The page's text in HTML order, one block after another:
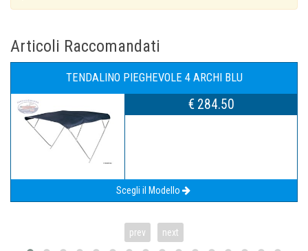
Articoli Raccomandati
TENDALINO PIEGHEVOLE 4 ARCHI BLU
Scegli il Modello
prev next